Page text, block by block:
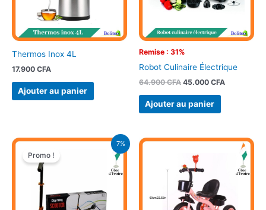
Thermos Inox 4L
17.900 CFA
Ajouter au panier
Remise : 31%
Robot Culinaire Électrique
64.900CFA 45.000 CFA
Ajouter au panier
7%
Promo !
Le
initial
Le
actuel
est :